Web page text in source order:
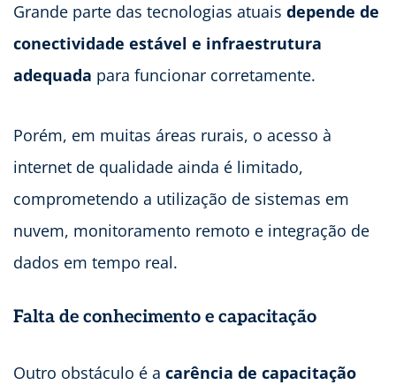
Grande parte das tecnologias atuais depende de
conectividade estável e infraestrutura
adequada para funcionar corretamente.
Porém, em muitas áreas rurais, o acesso à
internet de qualidade ainda é limitado,
comprometendo a utilização de sistemas em
nuvem, monitoramento remoto e integração de
dados em tempo real.
Falta de conhecimento e capacitação
Outro obstáculo é a carência de capacitação